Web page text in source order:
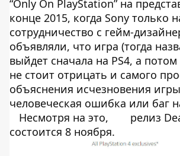
“Only On PlayStation” на
конце 2015, когда Sony только
сотрудничество с гейм-
объявляли, что игра (тогда
выйдет сначала на PS4, а
не стоит отрицать и самого
объяснения исчезновения
человеческая ошибка или баг
Несмотря на это,
релиз
состоится 8 ноября.